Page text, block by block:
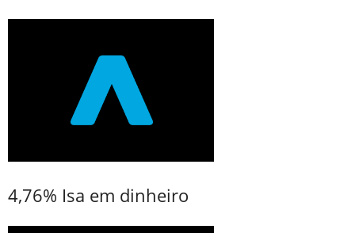
4,76% Isa em dinheiro